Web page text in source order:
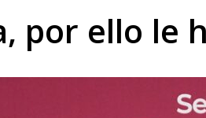
por ello le